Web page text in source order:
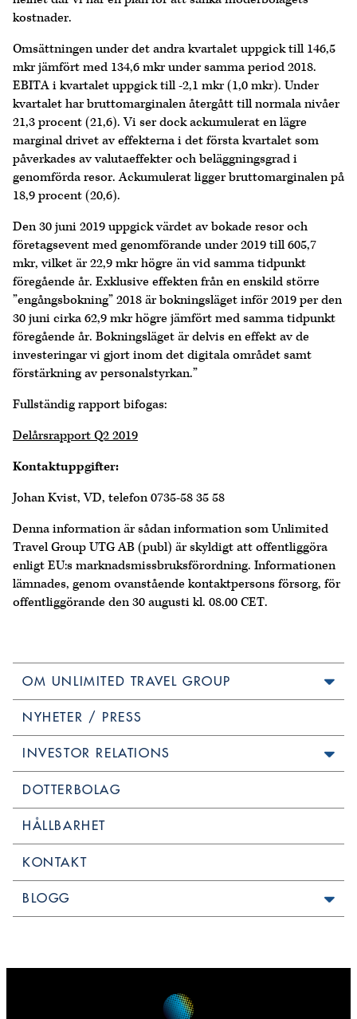
kostnader.
Omsättningen under det andra kvartalet uppgick till 146,5
mkr jämfört med 134,6 mkr under samma period 2018.
EBITA i kvartalet uppgick till -2,1 mkr (1,0 mkr). Under
kvartalet har bruttomarginalen återgått till normala nivåer
21,3 procent (21,6). Vi ser dock ackumulerat en lägre
marginal drivet av effekterna i det första kvartalet som
påverkades av valutaeffekter och beläggningsgrad i
genomförda resor. Ackumulerat ligger bruttomarginalen på
18,9 procent (20,6).
Den 30 juni 2019 uppgick värdet av bokade resor och
företagsevent med genomförande under 2019 till 605,7
mkr, vilket är 22,9 mkr högre än vid samma tidpunkt
föregående år. Exklusive effekten från en enskild större
”engångsbokning” 2018 är bokningsläget inför 2019 per den
30 juni cirka 62,9 mkr högre jämfört med samma tidpunkt
föregående år. Bokningsläget är delvis en effekt av de
investeringar vi gjort inom det digitala området samt
förstärkning av personalstyrkan.”
Fullständig rapport bifogas:
Delårsrapport Q2 2019
Kontaktuppgifter:
Johan Kvist, VD, telefon 0735-58 35 58
Denna information är sådan information som Unlimited
Travel Group UTG AB (publ) är skyldigt att offentliggöra
enligt EU:s marknadsmissbruksförordning. Informationen
lämnades, genom ovanstående kontaktpersons försorg, för
offentliggörande den 30 augusti kl. 08.00 CET.
OM UNLIMITED TRAVEL GROUP
NYHETER / PRESS
INVESTOR RELATIONS
DOTTERBOLAG
HÅLLBARHET
KONTAKT
BLOGG